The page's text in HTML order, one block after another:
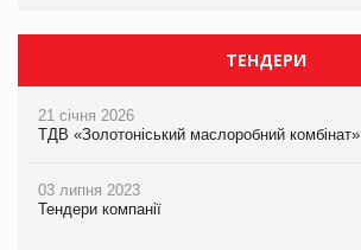
ТЕНДЕРИ
21 січня 2026
ТДВ «Золотоніський маслоробний комбінат»
03 липня 2023
Тендери компанії